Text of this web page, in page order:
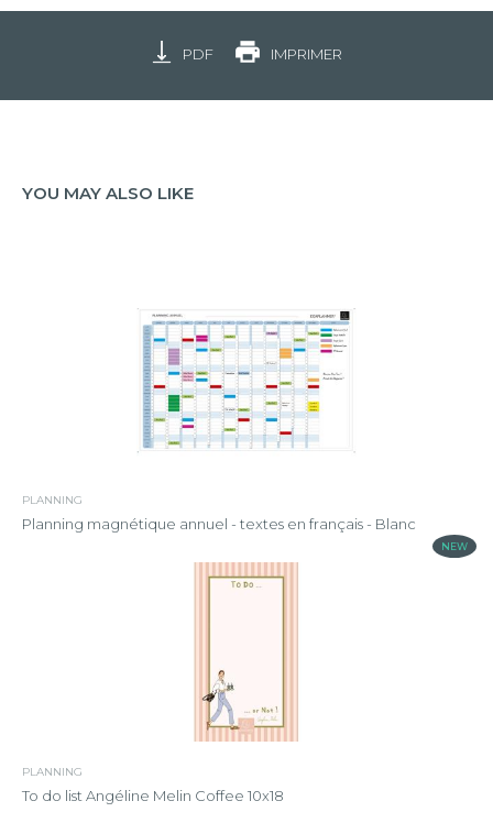
PDF IMPRIMER
YOU MAY ALSO LIKE
PLANNING
Planning magnétique annuel - textes en français - Blanc
NEW
PLANNING
To do list Angéline Melin Coffee 10x18